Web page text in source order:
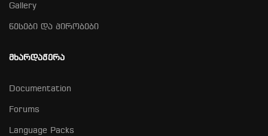
Gallery
წესები და პირობები
ᲛᲮᲐᲠᲓᲐᲭᲔᲠᲐ
Documentation
Forums
Language Packs